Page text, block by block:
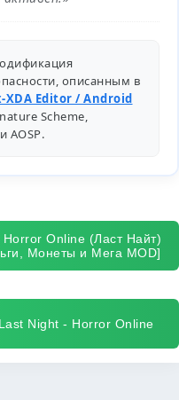
описанным в
XDA Editor / Android
Scheme,
AOSP.
Online (Ласт Найт)
Монеты и Мега MOD]
Night - Horror Online